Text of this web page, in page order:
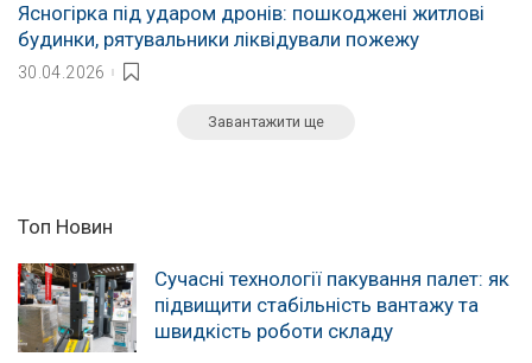
Ясногірка під ударом дронів: пошкоджені житлові
будинки, рятувальники ліквідували пожежу
30.04.2026
Завантажити ще
Топ Новин
Сучасні технології пакування палет: як
підвищити стабільність вантажу та
швидкість роботи складу